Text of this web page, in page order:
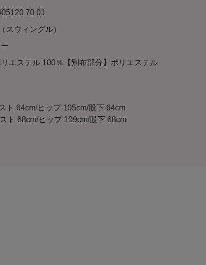
70 01
スウィングル）
リエステル 100％【別布部分】ポリエステル
ト 64cm/ヒップ 105cm/股下 64cm
スト 68cm/ヒップ 109cm/股下 68cm